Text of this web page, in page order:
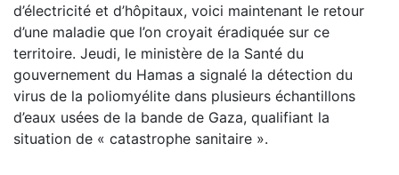
d’électricité et d’hôpitaux, voici maintenant le retour
d’une maladie que l’on croyait éradiquée sur ce
territoire. Jeudi, le ministère de la Santé du
gouvernement du Hamas a signalé la détection du
virus de la poliomyélite dans plusieurs échantillons
d’eaux usées de la bande de Gaza, qualifiant la
situation de « catastrophe sanitaire ».